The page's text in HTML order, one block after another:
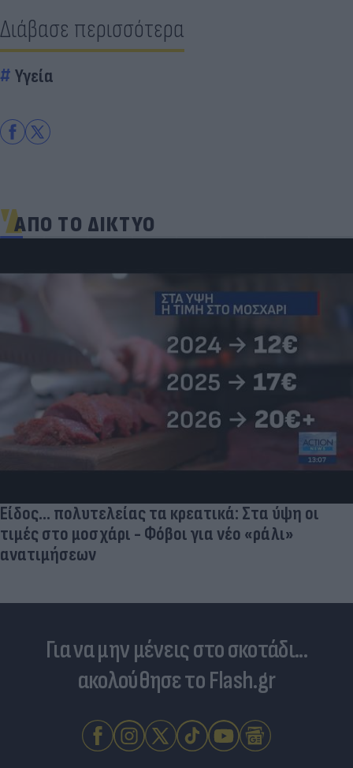
Διάβασε περισσότερα
Υγεία
ΑΠΟ ΤΟ ΔΙΚΤΥΟ
Είδος... πολυτελείας τα κρεατικά: Στα ύψη οι
τιμές στο μοσχάρι - Φόβοι για νέο «ράλι»
ανατιμήσεων
Για να μην μένεις στο σκοτάδι...
ακολούθησε το Flash.gr